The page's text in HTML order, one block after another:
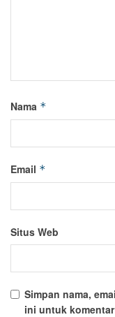
Nama *
Email *
Situs Web
Simpan nama,
ini untuk